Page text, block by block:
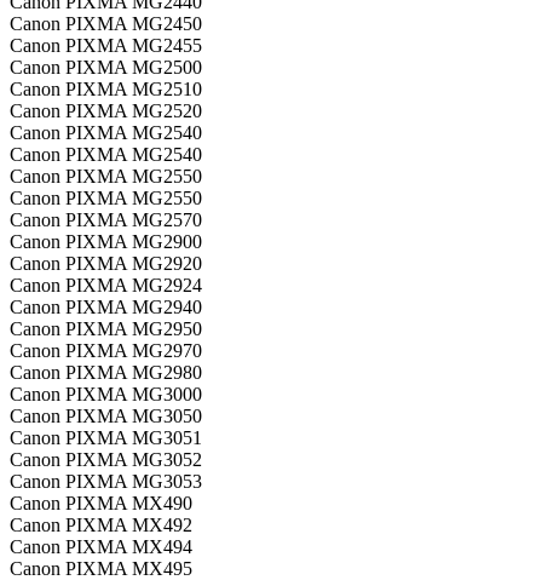
Canon PIXMA MG2450
Canon PIXMA MG2455
Canon PIXMA MG2500
Canon PIXMA MG2510
Canon PIXMA MG2520
Canon PIXMA MG2540
Canon PIXMA MG2540
Canon PIXMA MG2550
Canon PIXMA MG2550
Canon PIXMA MG2570
Canon PIXMA MG2900
Canon PIXMA MG2920
Canon PIXMA MG2924
Canon PIXMA MG2940
Canon PIXMA MG2950
Canon PIXMA MG2970
Canon PIXMA MG2980
Canon PIXMA MG3000
Canon PIXMA MG3050
Canon PIXMA MG3051
Canon PIXMA MG3052
Canon PIXMA MG3053
Canon PIXMA MX490
Canon PIXMA MX492
Canon PIXMA MX494
Canon PIXMA MX495